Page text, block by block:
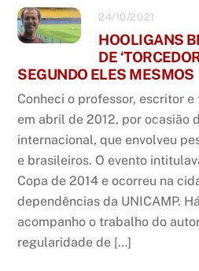
24/10/2021
HOOLIGANS
DE
SEGUNDO ELES MESMOS
Conheci o professor, escritor
em abril de 2012, por ocasião
internacional, que envolveu
e brasileiros. O evento
Copa de 2014 e ocorreu na
dependências da UNICAMP.
acompanho o trabalho do
regularidade de […]